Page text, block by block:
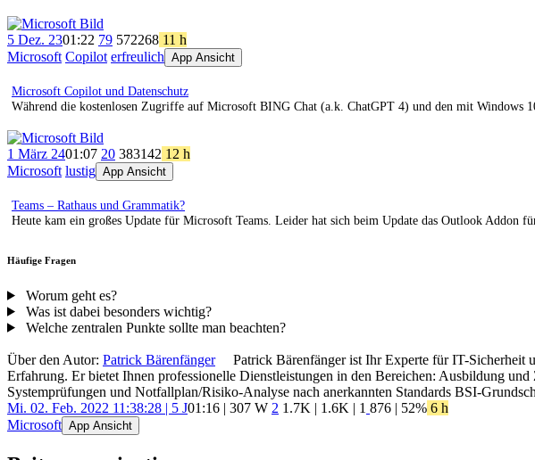
5 Dez. 2301:22 79 572268 11 h
Microsoft Copilot erfreulich App Ansicht
Microsoft Copilot und Datenschutz
Während die kostenlosen Zugriffe auf Microsoft BING Chat (a.k. ChatGPT 4) und den mit Windows
1 März 2401:07 20 383142 12 h
Microsoft lustig App Ansicht
Teams – Rathaus und Grammatik?
Heute kam ein großes Update für Microsoft Teams. Leider hat sich beim Update das Outlook Addon
Häufige Fragen
Worum geht es?
Was ist dabei besonders wichtig?
Welche zentralen Punkte sollte man beachten?
Über den Autor: Patrick Bärenfänger
Patrick Bärenfänger ist Ihr Experte für IT-
Erfahrung. Er bietet Ihnen professionelle Dienstleistungen in den Bereichen: Ausbildung
Systemprüfungen und Notfallplan/Risiko-Analyse nach anerkannten Standards BSI-
Mi. 02. Feb. 2022 11:38:28 | 5 J01:16 | 307 W 2 1.7K | 1.6K | 1 876 | 52% 6 h
Microsoft App Ansicht